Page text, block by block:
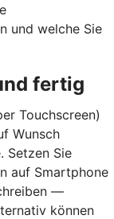
und welche Sie
fertig
Touchscreen)
Wunsch
Setzen Sie
auf Smartphone
—
können